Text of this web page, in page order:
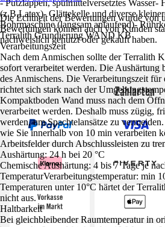
- Putzlappen, spülmittelversetztes Wasser-
(z.B.Latex)- Glättekelle und diverse
Bohrmaschine (langsam anlaufend)-
Terralith Grundierung WAND KB
Verarbeitungszeit
Nach dem Anmischen sollte der Terralith
sofort verarbeitet werden. Die Aushärtung
des Anmischens. Die Verarbeitungszeit für
richtet sich stark nach der
Kompaktboden Wand muss nach dem
verarbeitet werden. Deshalb muss zügig,
werden, um Spachtelansätze zu
wie Sie innerhalb von 10 min verarbeiten
Arbeitsfelder durch Abschlussleisten zu
Aushärtung: 24 h bei 20 °C
Chemische Aushärtung: 4 bis 7 Tage je
TemperaturVerarbeitungstemperatur: min
Temperaturen unter 10°C härtet der
nicht aus.
Haltbarkeit
Bei gleichbleibender Raumtemperatur in
Die Echtheit der Bewertungen wurde von
Bewertungen können auch von Kunden
nachweislich genutzt oder gekauft haben.
Zahlarten